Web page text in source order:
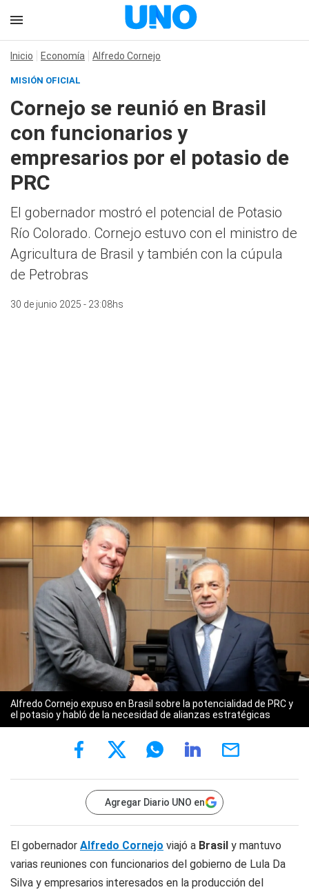
Inicio Economía Alfredo Cornejo
MISIÓN OFICIAL
Cornejo se reunió en Brasil
con funcionarios y
empresarios por el potasio de
PRC
El gobernador mostró el potencial de Potasio
Río Colorado. Cornejo estuvo con el ministro de
Agricultura de Brasil y también con la cúpula
de Petrobras
30 de junio 2025 - 23:08hs
Alfredo Cornejo expuso en Brasil sobre la potencialidad de PRC y
el potasio y habló de la necesidad de alianzas estratégicas
Agregar Diario UNO en
El gobernador Alfredo Cornejo viajó a Brasil y mantuvo
varias reuniones con funcionarios del gobierno de Lula Da
Silva y empresarios interesados en la producción del